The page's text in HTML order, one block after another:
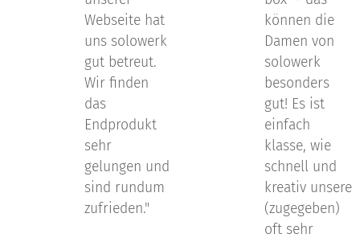
Webseite hat
uns solowerk
gut betreut.
Wir finden
das
Endprodukt
sehr
gelungen und
sind rundum
zufrieden."
können die
Damen von
solowerk
besonders
gut! Es ist
einfach
klasse, wie
schnell und
kreativ unsere
(zugegeben)
oft sehr